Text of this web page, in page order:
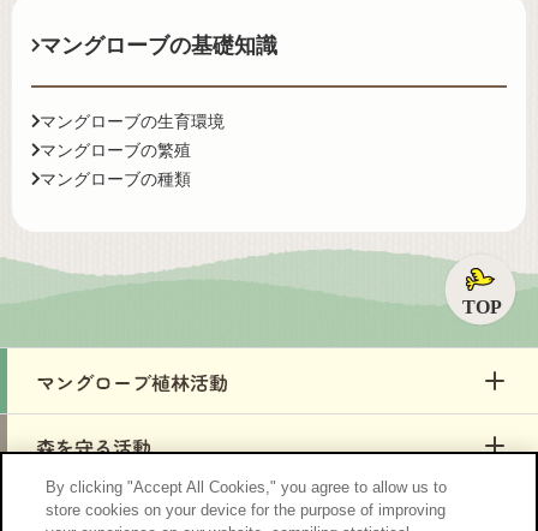
マングローブの基礎知識
マングローブの生育環境
マングローブの繁殖
マングローブの種類
By clicking "Accept All Cookies," you agree to allow us to
store cookies on your device for the purpose of improving